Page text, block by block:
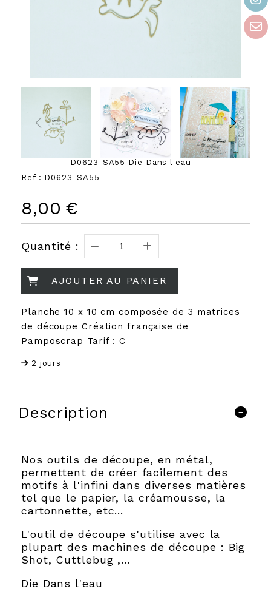
D0623-SA55 Die Dans l'eau
Ref : D0623-SA55
8,00 €
Quantité :
AJOUTER AU PANIER
Planche 10 x 10 cm composée de 3 matrices
de découpe Création française de
Pamposcrap Tarif : C
2 jours
Description
Nos outils de découpe, en métal,
permettent de créer facilement des
motifs à l'infini dans diverses matières
tel que le papier, la créamousse, la
cartonnette, etc…
L'outil de découpe s'utilise avec la
plupart des machines de découpe : Big
Shot, Cuttlebug ,...
Die Dans l'eau